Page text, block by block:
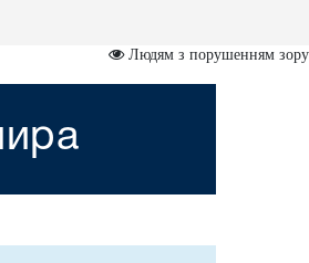
Людям з порушенням зору